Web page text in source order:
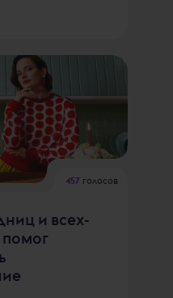
457голосов
и всех-
помог